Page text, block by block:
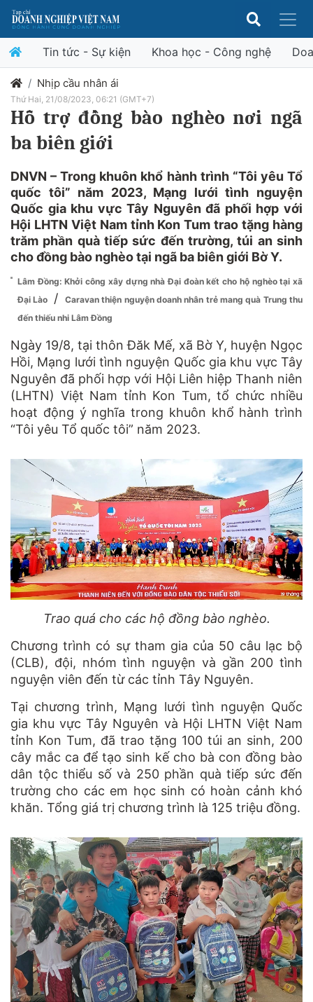
Tin tức - Sự kiện Khoa học - Công nghệ
Nhịp cầu nhân ái
Thứ Hai, 21/08/2023, 06:21 (GMT+7)
Hỗ trợ đồng bào nghèo nơi ngã
ba biên giới
DNVN – Trong khuôn khổ hành trình “Tôi yêu Tổ
quốc tôi” năm 2023, Mạng lưới tình nguyện
Quốc gia khu vực Tây Nguyên đã phối hợp với
Hội LHTN Việt Nam tỉnh Kon Tum trao tặng hàng
trăm phần quà tiếp sức đến trường, túi an sinh
cho đồng bào nghèo tại ngã ba biên giới Bờ Y.
Lâm Đồng: Khởi công xây dựng nhà Đại đoàn kết cho hộ nghèo tại xã
Đại Lào
/
Caravan thiện nguyện doanh nhân trẻ mang quà Trung thu
đến thiếu nhi Lâm Đồng
Ngày 19/8, tại thôn Đăk Mế, xã Bờ Y, huyện Ngọc
Hồi, Mạng lưới tình nguyện Quốc gia khu vực Tây
Nguyên đã phối hợp với Hội Liên hiệp Thanh niên
(LHTN) Việt Nam tỉnh Kon Tum, tổ chức nhiều
hoạt động ý nghĩa trong khuôn khổ hành trình
“Tôi yêu Tổ quốc tôi” năm 2023.
Trao quá cho các hộ đồng bào nghèo.
Chương trình có sự tham gia của 50 câu lạc bộ
(CLB), đội, nhóm tình nguyện và gần 200 tình
nguyện viên đến từ các tỉnh Tây Nguyên.
Tại chương trình, Mạng lưới tình nguyện Quốc
gia khu vực Tây Nguyên và Hội LHTN Việt Nam
tỉnh Kon Tum, đã trao tặng 100 túi an sinh, 200
cây mắc ca để tạo sinh kế cho bà con đồng bào
dân tộc thiểu số và 250 phần quà tiếp sức đến
trường cho các em học sinh có hoàn cảnh khó
khăn. Tổng giá trị chương trình là 125 triệu đồng.